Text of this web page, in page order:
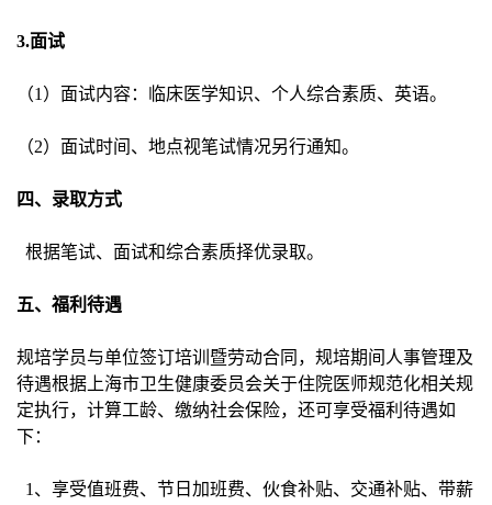
3.面试
（1）面试内容：临床医学知识、个人综合素质、英语。
（2）面试时间、地点视笔试情况另行通知。
四、录取方式
根据笔试、面试和综合素质择优录取。
五、福利待遇
规培学员与单位签订培训暨劳动合同，规培期间人事管理及
待遇根据上海市卫生健康委员会关于住院医师规范化相关规
定执行，计算工龄、缴纳社会保险，还可享受福利待遇如
下：
1 、享受值班费、节日加班费、伙食补贴、交通补贴、带薪